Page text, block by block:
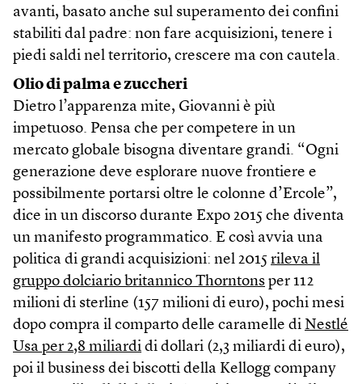
avanti, basato anche sul superamento dei confini
stabiliti dal padre: non fare acquisizioni, tenere i
piedi saldi nel territorio, crescere ma con cautela.
Olio di palma e zuccheri
Dietro l’apparenza mite, Giovanni è più
impetuoso. Pensa che per competere in un
mercato globale bisogna diventare grandi. “Ogni
generazione deve esplorare nuove frontiere e
possibilmente portarsi oltre le colonne d’Ercole”,
dice in un discorso durante Expo 2015 che diventa
un manifesto programmatico. E così avvia una
politica di grandi acquisizioni: nel 2015 rileva il
gruppo dolciario britannico Thorntons per 112
milioni di sterline (157 milioni di euro), pochi mesi
dopo compra il comparto delle caramelle di Nestlé
Usa per 2,8 miliardi di dollari (2,3 miliardi di euro),
poi il business dei biscotti della Kellogg company